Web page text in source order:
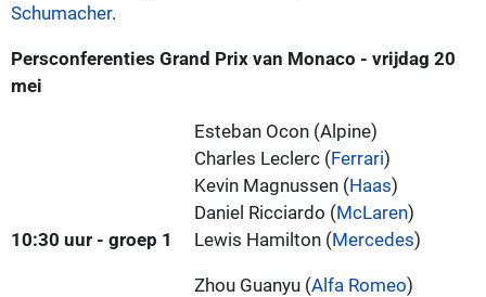
Schumacher.
Persconferenties Grand Prix van Monaco - vrijdag 20
mei
10:30 uur - groep 1
Esteban Ocon (Alpine)
Charles Leclerc (Ferrari)
Kevin Magnussen (Haas)
Daniel Ricciardo (McLaren)
Lewis Hamilton (Mercedes)
Zhou Guanyu (Alfa Romeo)